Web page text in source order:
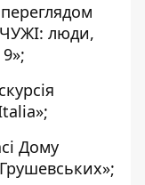
люди,
Дому